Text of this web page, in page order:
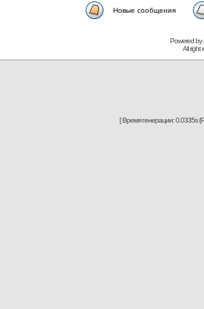
Новые сообщения
Powered
All right
[ Время генерации: 0.0335s